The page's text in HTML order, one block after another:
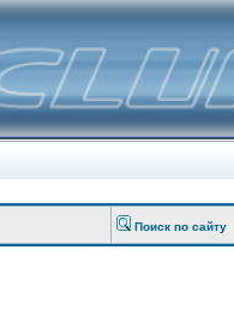
Поиск по сайту